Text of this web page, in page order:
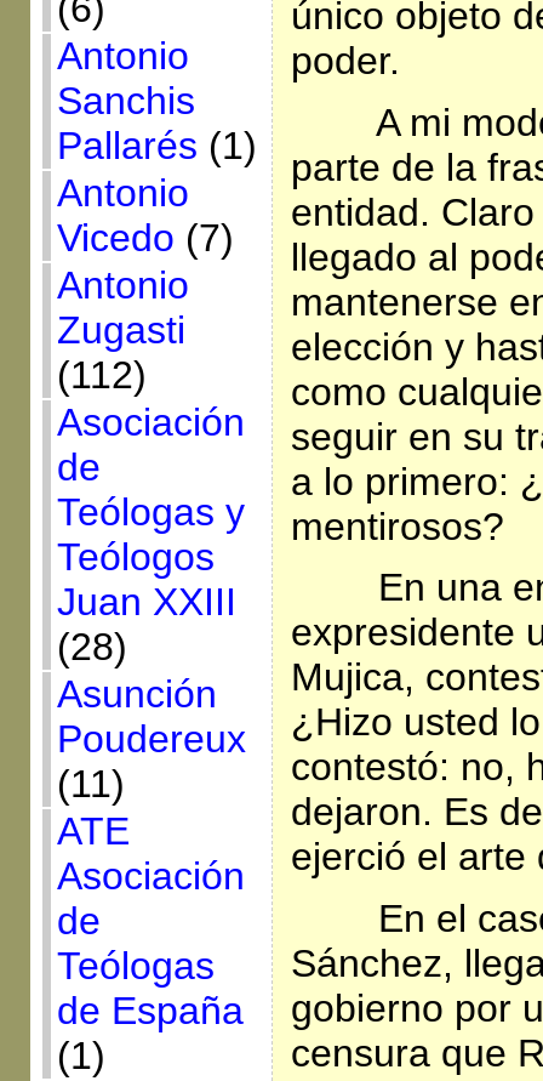
Antonio
Sanchis
Pallarés (1)
Antonio
Vicedo (7)
Antonio
Zugasti
(112)
Asociación
de
Teólogas y
Teólogos
Juan XXIII
(28)
Asunción
Poudereux
(11)
ATE
Asociación
de
Teólogas
de España
(1)
único objeto
poder.
A mi
parte de la
entidad.
llegado al
mantenerse
elección y
como
seguir en su
a lo primero:
mentirosos?
En una
expresidente
Mujica,
¿Hizo usted
contestó: no,
dejaron. Es
ejerció el arte
En el
Sánchez,
gobierno por
censura que